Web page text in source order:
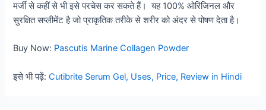
मर्जी से कहीं से भी इसे परचेस कर सकते हैं। यह 100% ओरिजिनल और
सुरक्षित सप्लीमेंट है जो प्राकृतिक तरीके से शरीर को अंदर से पोषण देता है।
Buy Now: Pascutis Marine Collagen Powder
इसे भी पढ़ें:Cutibrite Serum Gel, Uses, Price, Review in Hindi